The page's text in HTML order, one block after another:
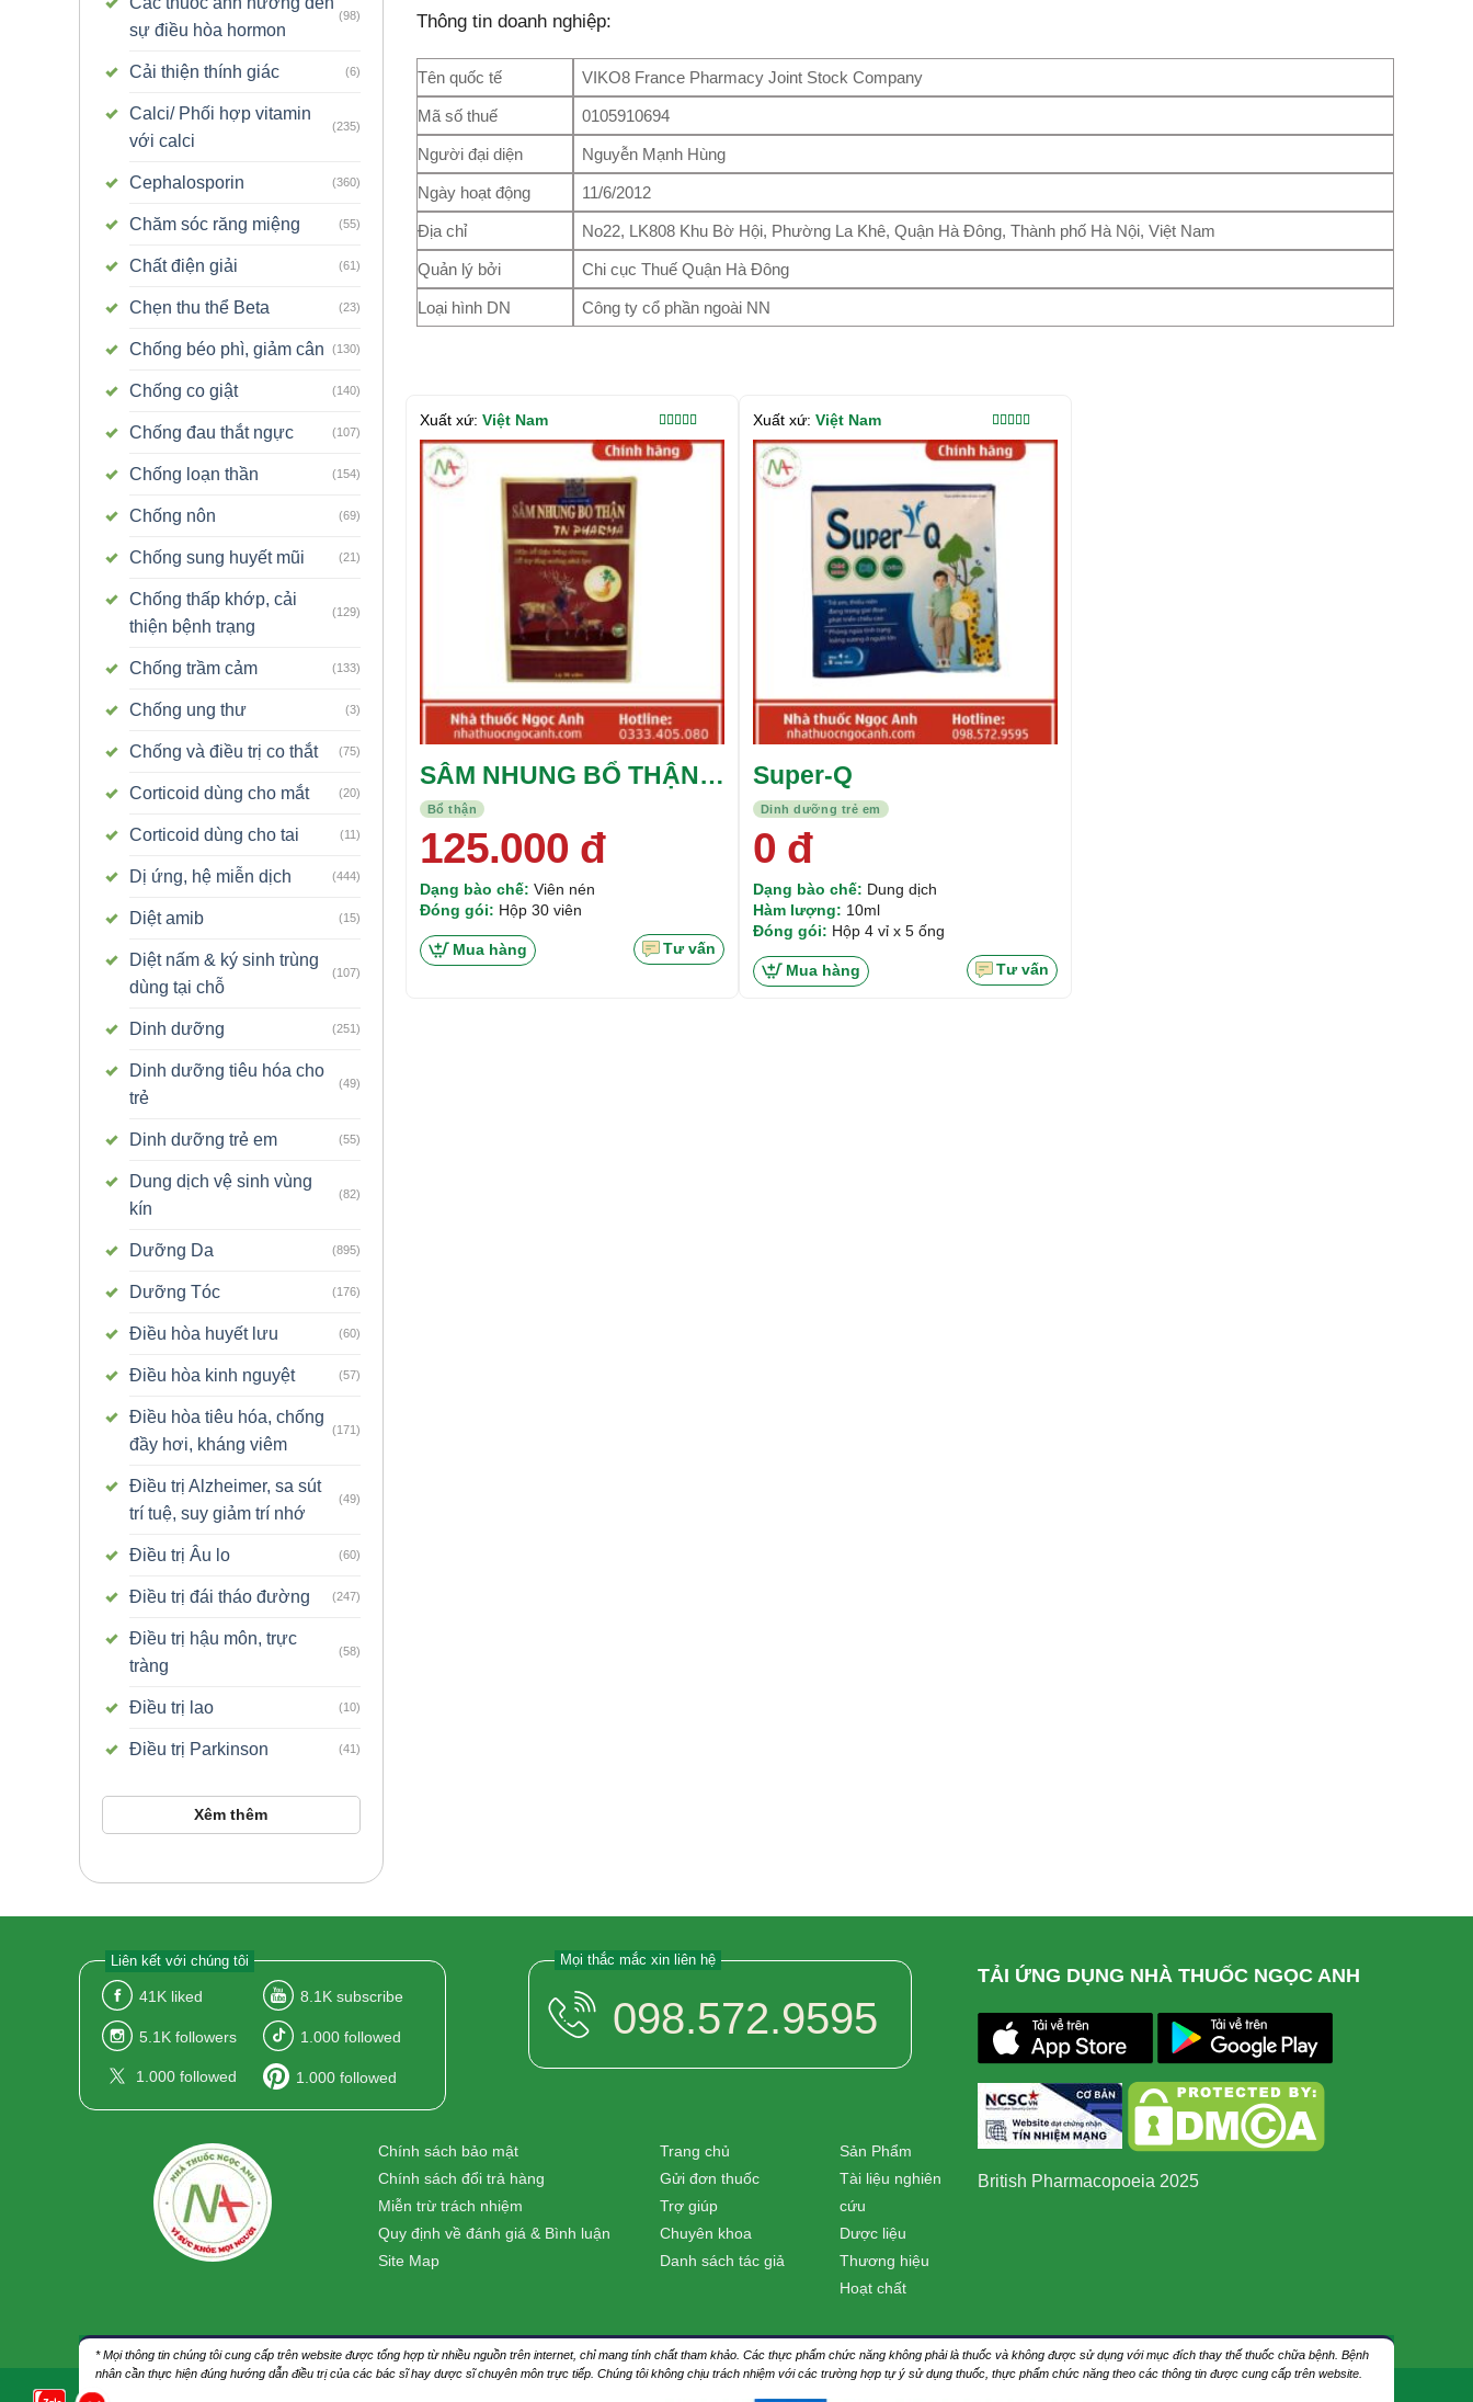
sự điều hòa hormon
(98)
Cải thiện thính giác (6)
Calci/ Phối hợp vitamin
với calci
(235)
Cephalosporin (360)
Chăm sóc răng miệng (55)
Chất điện giải (61)
Chẹn thu thể Beta (23)
Chống béo phì, giảm cân (130)
Chống co giật (140)
Chống đau thắt ngực (107)
Chống loạn thần (154)
Chống nôn (69)
Chống sung huyết mũi (21)
Chống thấp khớp, cải
thiện bệnh trạng
(129)
Chống trầm cảm (133)
Chống ung thư (3)
Chống và điều trị co thắt (75)
Corticoid dùng cho mắt (20)
Corticoid dùng cho tai (11)
Dị ứng, hệ miễn dịch (444)
Diệt amib (15)
Diệt nấm & ký sinh trùng
dùng tại chỗ
(107)
Dinh dưỡng (251)
Dinh dưỡng tiêu hóa cho
trẻ
(49)
Dinh dưỡng trẻ em (55)
Dung dịch vệ sinh vùng
kín
(82)
Dưỡng Da (895)
Dưỡng Tóc (176)
Điều hòa huyết lưu (60)
Điều hòa kinh nguyệt (57)
Điều hòa tiêu hóa, chống
đầy hơi, kháng viêm
(171)
Điều trị Alzheimer, sa sút
trí tuệ, suy giảm trí nhớ
(49)
Điều trị Âu lo (60)
Điều trị đái tháo đường (247)
Điều trị hậu môn, trực
tràng
(58)
Điều trị lao (10)
Điều trị Parkinson (41)
Xêm thêm
Thông tin doanh nghiệp:
Tên quốc tế VIKO8 France Pharmacy Joint Stock Company
Mã số thuế 0105910694
Người đại diện Nguyễn Mạnh Hùng
Ngày hoạt động 11/6/2012
Địa chỉ No22, LK808 Khu Bờ Hội, Phường La Khê, Quận Hà Đông, Thành phố Hà Nội, Việt Nam
Quản lý bởi Chi cục Thuế Quận Hà Đông
Loại hình DN Công ty cổ phần ngoài NN
Bổ thận
SÂM NHUNG BỔ THẬN
TN PHARMA
Được xếp
hạng5.00
sao
125.000 đ
Dạng bào chế: Viên nén
Đóng gói: Hộp 30 viên
Mua hàng Tư vấn
Xuất xứ: Việt Nam
Dinh dưỡng trẻ em
Super-Q
Được xếp
hạng 5.00
sao
0 đ
Dạng bào chế: Dung dịch
Hàm lượng: 10ml
Đóng gói: Hộp 4 vỉ x 5 ống
Mua hàng Tư vấn
Xuất xứ: Việt Nam
Liên kết với chúng tôi
41K liked 8.1Ksubscribe
5.1K followers 1.000followed
1.000 followed 1.000followed
Mọi thắc mắc xin liên hệ
098.572.9595
Chính sách bảo mật
Chính sách đổi trả hàng
Miễn trừ trách nhiệm
Quy định về đánh giá & Bình luận
Site Map
Trang chủ
Gửi đơn thuốc
Trợ giúp
Chuyên khoa
Danh sách tác giả
Sản Phẩm
Tài liệu nghiên
cứu
Dược liệu
Thương hiệu
Hoạt chất
TẢI ỨNG DỤNG NHÀ THUỐC NGỌC ANH
British Pharmacopoeia 2025
* Mọi thông tin chúng tôi cung cấp trên website được tổng hợp từ nhiều nguồn trên internet, chỉ mang tính chất tham khảo. Các thực phẩm chức năng không phải là thuốc và không được sử dụng với mục đích thay thế thuốc chữa bệnh. Bệnh
nhân cần thực hiện đúng hướng dẫn điều trị của các bác sĩ hay dược sĩ chuyên môn trực tiếp. Chúng tôi không chịu trách nhiệm với các trường hợp tự ý sử dụng thuốc, thực phẩm chức năng theo các thông tin được cung cấp trên website.